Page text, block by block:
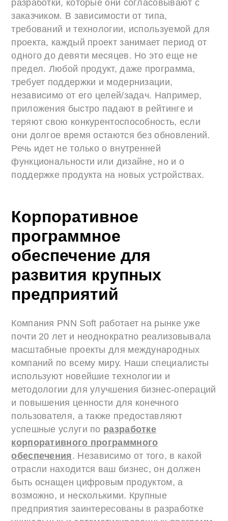
разработки, которые они согласовывают с
заказчиком. В зависимости от типа,
требований и технологии, используемой для
проекта, каждый проект занимает период от
одного до девяти месяцев. Но это еще не
предел. Любой продукт, даже программа,
требует поддержки и модернизации,
независимо от его целей/задач. Например,
приложения быстро падают в рейтинге и
теряют свою конкурентоспособность, если
они долгое время остаются без обновлений.
Речь идет не только о внутренней
функциональности или дизайне, но и о
поддержке продукта на новых устройствах.
Корпоративное
программное
обеспечение для
развития крупных
предприятий
Компания PNN Soft работает на рынке уже
почти 20 лет и неоднократно реализовывала
масштабные проекты для международных
компаний по всему миру. Наши специалисты
используют новейшие технологии и
методологии для улучшения бизнес-операций
и повышения ценности для конечного
пользователя, а также предоставляют
успешные услуги по разработке
корпоративного программного
обеспечения. Независимо от того, в какой
отрасли находится ваш бизнес, он должен
быть оснащен цифровым продуктом, а
возможно, и несколькими. Крупные
предприятия заинтересованы в разработке